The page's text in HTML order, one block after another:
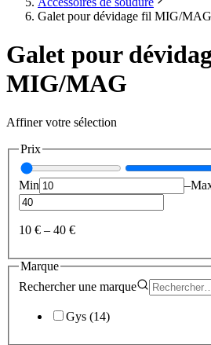
Galet pour dévidage fil MIG/MAG
Galet pour
MIG/MAG
Affiner votre sélection
Prix
Min –
10 € – 40 €
Marque
Rechercher une marque
Gys (14)